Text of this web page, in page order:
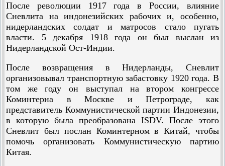
После революции 1917 года в России, влияние
Сневлита на индонезийских рабочих и, особенно,
нидерландских солдат и матросов стало пугать
власти. 5 декабря 1918 года он был выслан из
Нидерландской Ост-Индии.
После возвращения в Нидерланды, Сневлит
организовывал транспортную забастовку 1920 года. В
том же году он выступал на втором конгрессе
Коминтерна в Москве и Петрограде, как
представитель Коммунистической партии Индонезии,
в которую была преобразована ISDV. После этого
Сневлит был послан Коминтерном в Китай, чтобы
помочь организовать Коммунистическую партию
Китая.